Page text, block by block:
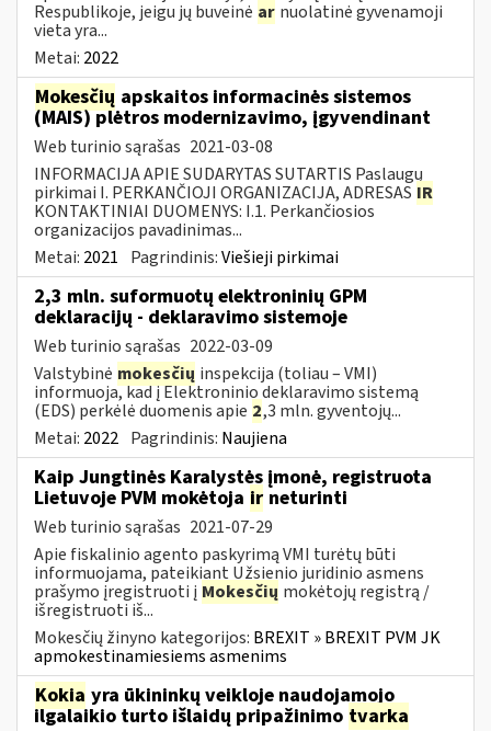
Respublikoje, jeigu jų buveinė ar nuolatinė gyvenamoji
vieta yra...
Metai: 2022
Mokesčių apskaitos informacinės sistemos
(MAIS) plėtros modernizavimo, įgyvendinant
Web turinio sąrašas 2021-03-08
INFORMACIJA APIE SUDARYTAS SUTARTIS Paslaugų
pirkimai I. PERKANČIOJI ORGANIZACIJA, ADRESAS IR
KONTAKTINIAI DUOMENYS: I.1. Perkančiosios
organizacijos pavadinimas...
Metai: 2021 Pagrindinis:Viešieji pirkimai
2,3 mln. suformuotų elektroninių GPM
deklaracijų - deklaravimo sistemoje
Web turinio sąrašas 2022-03-09
Valstybinė mokesčių inspekcija (toliau – VMI)
informuoja, kad į Elektroninio deklaravimo sistemą
(EDS) perkėlė duomenis apie 2,3 mln. gyventojų...
Metai: 2022 Pagrindinis: Naujiena
Kaip Jungtinės Karalystės įmonė, registruota
Lietuvoje PVM mokėtoja ir neturinti
Web turinio sąrašas 2021-07-29
Apie fiskalinio agento paskyrimą VMI turėtų būti
informuojama, pateikiant Užsienio juridinio asmens
prašymo įregistruoti į Mokesčių mokėtojų registrą /
išregistruoti iš...
Mokesčių žinyno kategorijos: BREXIT » BREXIT PVM JK
apmokestinamiesiems asmenims
Kokia yra ūkininkų veikloje naudojamojo
ilgalaikio turto išlaidų pripažinimo tvarka